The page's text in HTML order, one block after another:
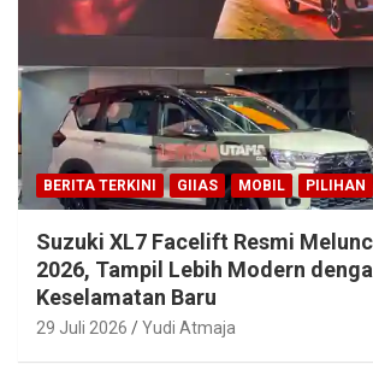
BERITA TERKINI GIIAS MOBIL PILIHAN
Suzuki XL7 Facelift Resmi
2026, Tampil Lebih Modern
Keselamatan Baru
29 Juli 2026 Yudi Atmaja